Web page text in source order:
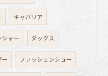
キャバリア
シャー ダックス
ー ファッションショー